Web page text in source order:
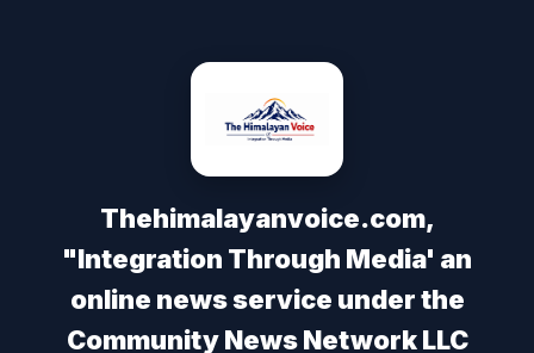
Thehimalayanvoice.com,
"Integration Through Media' an
online news service under the
Community News Network LLC